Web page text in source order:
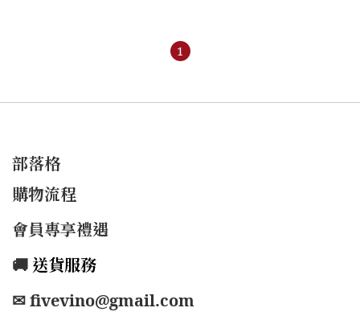
1
部落格
購物流程
會員專享禮遇
🚚 送貨服務
✉ fivevino@gmail.com